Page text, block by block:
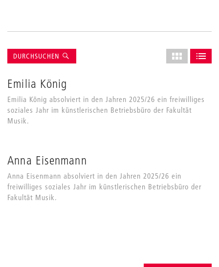
Suche
DURCHSUCHEN
Layout
des
anpassen
ALS GRIDALS
Emilia König
Emilia König absolviert in den Jahren 2025/26 ein freiwilliges
soziales Jahr im künstlerischen Betriebsbüro der Fakultät
Musik.
Anna Eisenmann
Anna Eisenmann absolviert in den Jahren 2025/26 ein
freiwilliges soziales Jahr im künstlerischen Betriebsbüro der
Fakultät Musik.